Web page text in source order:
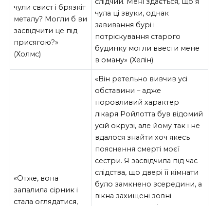
чули свист і брязкіт
металу? Могли б ви
засвідчити це під
присягою?»
(Холмс)
чула ці звуки, однак
завивання бурі і
потріскування старого
будинку могли ввести мене
в оману» (Хелін)
«Отже, вона
запалила сірник і
стала оглядатися,
«Він ретельно вивчив усі
обставини – адже
норовливий характер
лікаря Ройлотта був відомий
усій окрузі, але йому так і не
вдалося знайти хоч якесь
пояснення смерті моєї
сестри. Я засвідчила під час
слідства, що двері її кімнати
було замкнено зсередини, а
вікна захищені зовні